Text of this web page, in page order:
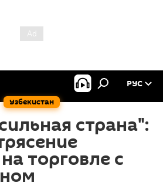
Узбекистан
РУС
страна":
торговле с